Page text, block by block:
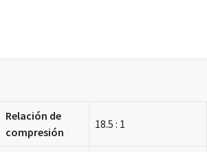
Relación de
compresión
18.5 : 1